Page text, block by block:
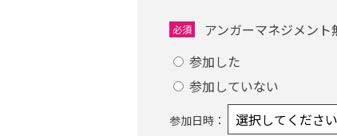
アンガーマネジメン
必須
参加した
参加していない
参加日時：